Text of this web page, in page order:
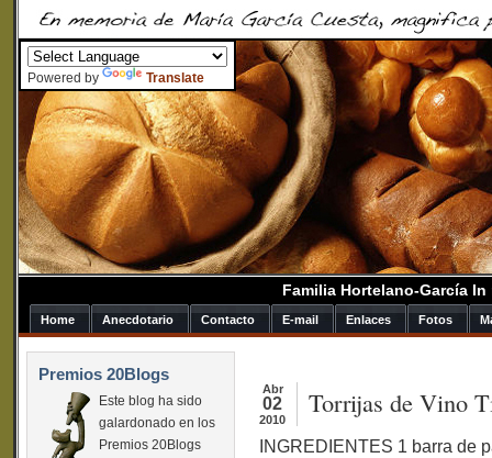
Powered by Translate
Familia Hortelano-García
Home Anecdotario Contacto E-mail Enlaces Fotos
Premios 20Blogs
Este blog ha sido
galardonado en los
Premios 20Blogs
Abr
02
2010
Torrijas de Vino
INGREDIENTES 1 barra de